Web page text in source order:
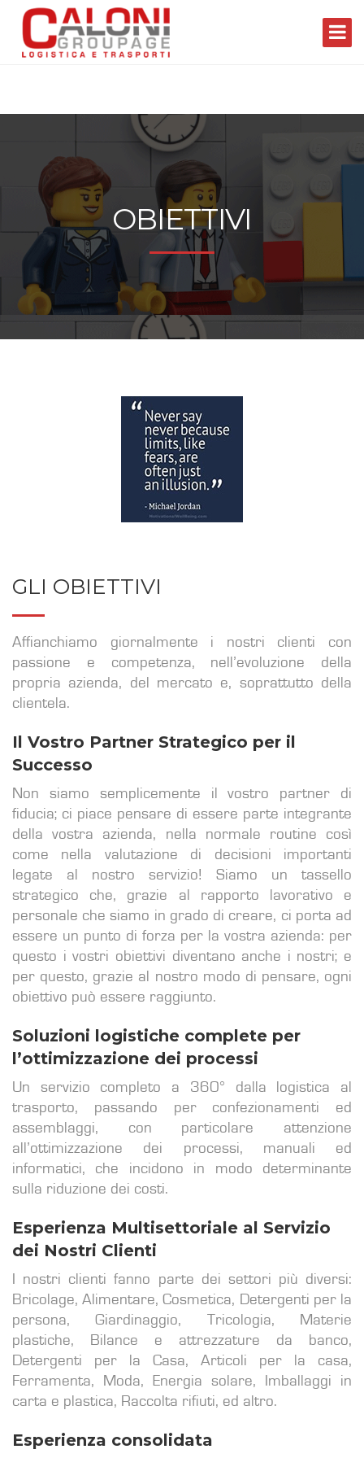
OBIETTIVI
GLI OBIETTIVI
Affianchiamo giornalmente i nostri clienti con
passione e competenza, nell’evoluzione della
propria azienda, del mercato e, soprattutto della
clientela.
Il Vostro Partner Strategico per il
Successo
Non siamo semplicemente il vostro partner di
fiducia; ci piace pensare di essere parte integrante
della vostra azienda, nella normale routine così
come nella valutazione di decisioni importanti
legate al nostro servizio! Siamo un tassello
strategico che, grazie al rapporto lavorativo e
personale che siamo in grado di creare, ci porta ad
essere un punto di forza per la vostra azienda: per
questo i vostri obiettivi diventano anche i nostri; e
per questo, grazie al nostro modo di pensare, ogni
obiettivo può essere raggiunto.
Soluzioni logistiche complete per
l’ottimizzazione dei processi
Un servizio completo a 360° dalla logistica al
trasporto, passando per confezionamenti ed
assemblaggi, con particolare attenzione
all’ottimizzazione dei processi, manuali ed
informatici, che incidono in modo determinante
sulla riduzione dei costi.
Esperienza Multisettoriale al Servizio
dei Nostri Clienti
I nostri clienti fanno parte dei settori più diversi:
Bricolage, Alimentare, Cosmetica, Detergenti per la
persona, Giardinaggio, Tricologia, Materie
plastiche, Bilance e attrezzature da banco,
Detergenti per la Casa, Articoli per la casa,
Ferramenta, Moda, Energia solare, Imballaggi in
carta e plastica, Raccolta rifiuti, ed altro.
Esperienza consolidata